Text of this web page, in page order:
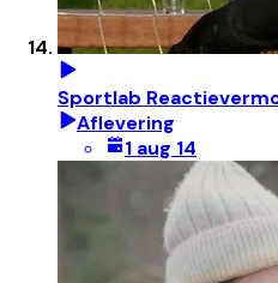
Sportlab
Aflevering
1 aug 14